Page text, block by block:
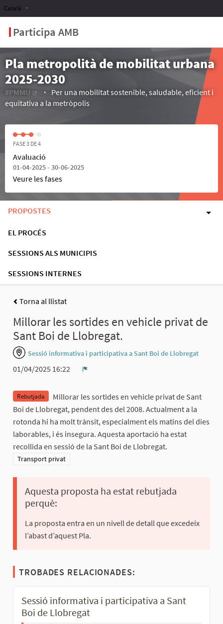
Participa AMB
Català
Pla metropolità de mobilitat urbana
2025-2030
#PMMU
(Enllaç extern)
Per una mobilitat sostenible, saludable, eficient i
equitativa a la metròpolis
FASE 3 DE 4
Avaluació
01-04-2025 - 30-06-2025
Veure les fases
PROPOSTES
EL PROCÉS
SESSIONS ALS MUNICIPIS
SESSIONS INTERNES
Torna al llistat
Millorar les sortides en vehicle privat de
Sant Boi de Llobregat.
Sessió informativa i participativa a Sant Boi de Llobregat
01/04/2025 16:22
Rebutjada
Millorar les sortides en vehicle privat de Sant
Boi de Llobregat, pendent des del 2008. Actualment a la
rotonda hi ha molt trànsit, especialment els matins del dies
laborables, i és insegura. Aquesta aportació ha estat
recollida en sessió de la Sant Boi de Llobregat.
Resultats al filtrar per la categoria: Transport privat
Transport privat
Aquesta proposta ha estat rebutjada
perquè:
La proposta entra en un nivell de detall que excedeix
l’abast d’aquest Pla.
TROBADES RELACIONADES:
Sessió informativa i participativa a Sant
Boi de Llobregat